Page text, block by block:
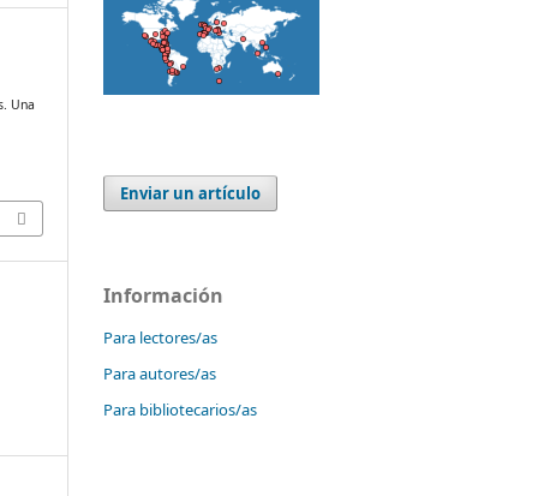
Una
Enviar un artículo
Información
Para lectores/as
Para autores/as
Para bibliotecarios/as